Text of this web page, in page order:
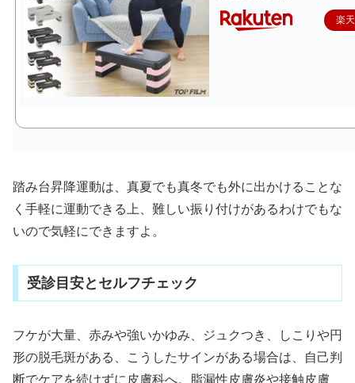
楽
踏み台昇降運動は、真夏でも真冬でも外に出かけることな
く手軽に運動できる上、難しい振り付けがあるわけでもな
いので気軽にできますよ。
受診目安とセルフチェック
フケが大量、赤みや強いかゆみ、ジュクつき、しこりや円
形の脱毛斑がある、こうしたサインがある場合は、自己判
断でケアを続けずに皮膚科へ。脂漏性皮膚炎や接触皮膚